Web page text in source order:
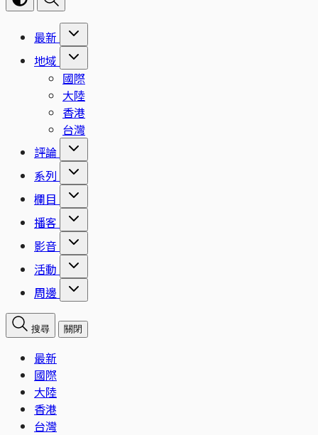
最新
地域
國際
大陸
香港
台灣
評論
系列
欄目
播客
影音
活動
周邊
搜尋 關閉
最新
國際
大陸
香港
台灣